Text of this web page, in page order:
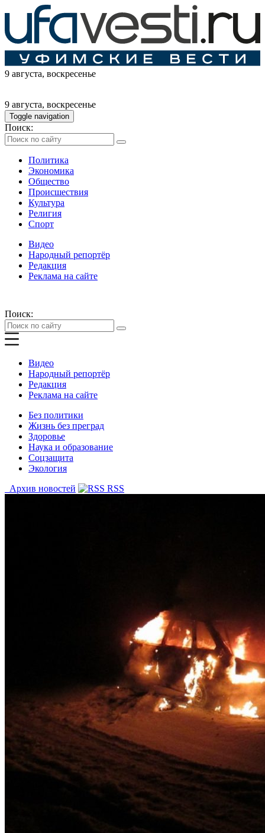
9 августа, воскресенье
9 августа, воскресенье
Toggle navigation
Поиск:
Политика
Экономика
Общество
Происшествия
Культура
Религия
Спорт
Видео
Народный репортёр
Редакция
Реклама на сайте
Поиск:
Видео
Народный репортёр
Редакция
Реклама на сайте
Без политики
Жизнь без преград
Здоровье
Наука и образование
Соцзащита
Экология
Архив новостей
RSS